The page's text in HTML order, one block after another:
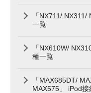
「NX711/
一覧
「NX610W/
種一覧
「MAX685DT/
MAX575」 iPod